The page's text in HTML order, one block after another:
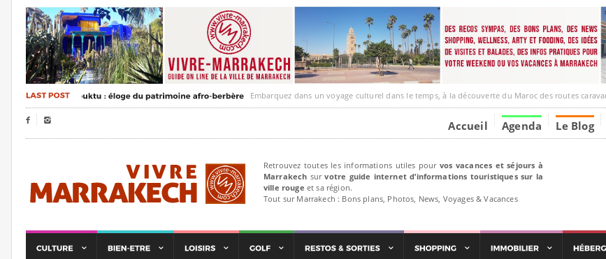
Embarquez dans un voyage culturel dans le temps, à la découverte du Maroc des routes caravanières et de ses
  Accueil Agenda Le Blog
Retrouvez toutes les informations utiles pour vos vacances et séjours à
Marrakech survotre guide internet d’informations touristiques sur la
ville rouge et sa région.
Tout sur Marrakech : Bons plans, Photos, News, Voyages & Vacances